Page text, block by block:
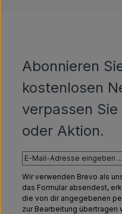
Abonnieren
kostenlosen
verpassen
oder Aktion.
Wir verwenden Brevo als
das Formular absendest,
die von dir angegebenen
zur Bearbeitung übertragen